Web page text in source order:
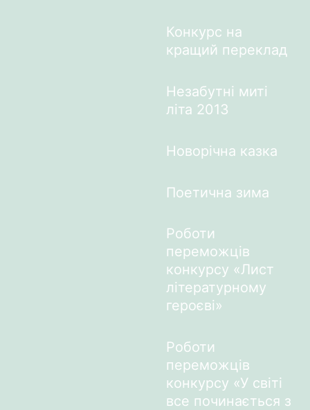
Конкурс на
кращий переклад
Незабутні миті
літа 2013
Новорічна казка
Поетична зима
Роботи
переможців
конкурсу «Лист
літературному
героєві»
Роботи
переможців
конкурсу «У світі
все починається з